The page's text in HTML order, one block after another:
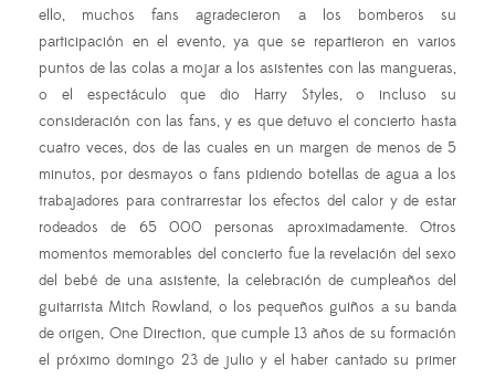
ello, muchos fans agradecieron a los bomberos su
participación en el evento, ya que se repartieron en varios
puntos de las colas a mojar a los asistentes con las mangueras,
o el espectáculo que dio Harry Styles, o incluso su
consideración con las fans, y es que detuvo el concierto hasta
cuatro veces, dos de las cuales en un margen de menos de 5
minutos, por desmayos o fans pidiendo botellas de agua a los
trabajadores para contrarrestar los efectos del calor y de estar
rodeados de 65 000 personas aproximadamente. Otros
momentos memorables del concierto fue la revelación del sexo
del bebé de una asistente, la celebración de cumpleaños del
guitarrista Mitch Rowland, o los pequeños guiños a su banda
de origen, One Direction, que cumple 13 años de su formación
el próximo domingo 23 de julio y el haber cantado su primer